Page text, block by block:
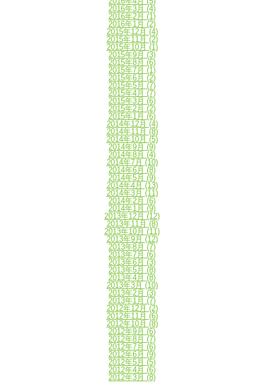
2016年3月 (4)
2016年2月 (1)
2016年1月 (2)
2015年12月 (4)
2015年11月 (2)
2015年10月 (1)
2015年9月 (3)
2015年8月 (6)
2015年7月 (1)
2015年6月 (2)
2015年5月 (7)
2015年4月 (7)
2015年3月 (6)
2015年2月 (2)
2015年1月 (6)
2014年12月 (4)
2014年11月 (8)
2014年10月 (5)
2014年9月 (9)
2014年8月 (4)
2014年7月 (10)
2014年6月 (8)
2014年5月 (9)
2014年4月 (13)
2014年3月 (11)
2014年2月 (6)
2014年1月 (9)
2013年12月 (12)
2013年11月 (8)
2013年10月 (11)
2013年9月 (12)
2013年8月 (7)
2013年7月 (6)
2013年6月 (3)
2013年5月 (8)
2013年4月 (8)
2013年3月 (10)
2013年2月 (3)
2013年1月 (7)
2012年12月 (2)
2012年11月 (6)
2012年10月 (8)
2012年9月 (6)
2012年8月 (7)
2012年7月 (6)
2012年6月 (9)
2012年5月 (5)
2012年4月 (6)
2012年3月 (8)